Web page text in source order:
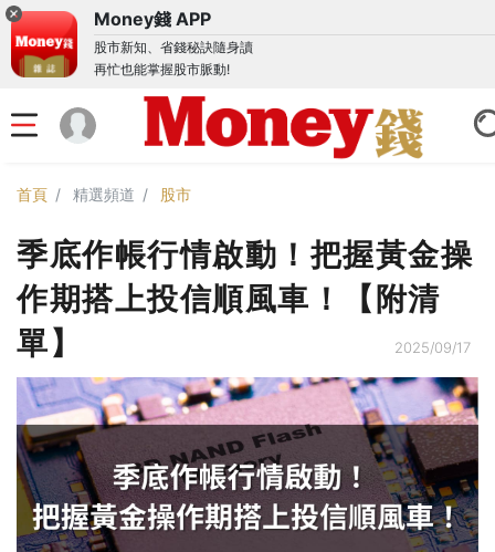
Money錢 APP
股市新知、省錢秘訣隨身讀
再忙也能掌握股市脈動!
首頁 精選頻道 股市
季底作帳行情啟動！把握黃金操
作期搭上投信順風車！【附清
單】
2025/09/17